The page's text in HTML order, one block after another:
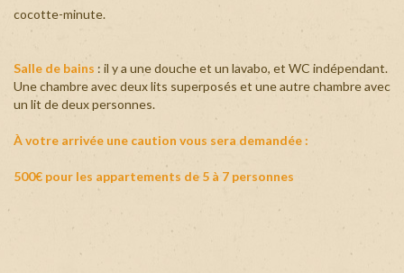
cocotte-minute.
Salle de bains : il y a une douche et un lavabo, et WC indépendant.
Une chambre avec deux lits superposés et une autre chambre avec
un lit de deux personnes.
À votre arrivée une caution vous sera demandée :
500€ pour les appartements de 5 à 7 personnes